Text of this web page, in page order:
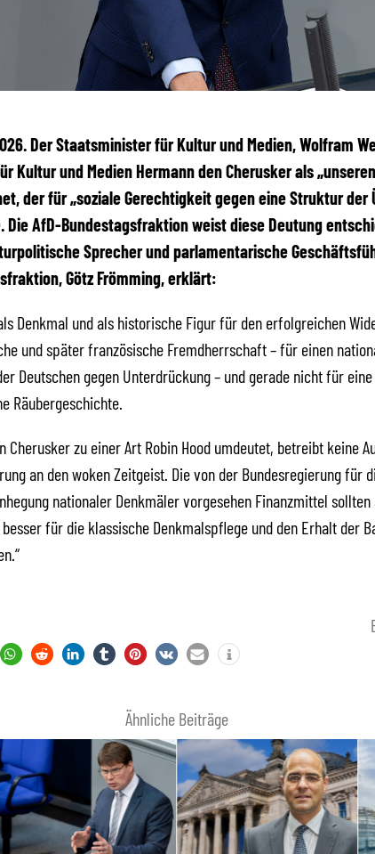
Der Staatsminister für Kultur und Medien, Wolfram
Kultur und Medien Hermann den Cherusker als
der für „soziale Gerechtigkeit gegen eine Struktur der
Die AfD-Bundestagsfraktion weist diese Deutung
Sprecher und parlamentarische
Götz Frömming, erklärt:
Denkmal und als historische Figur für den erfolgreichen
und später französische Fremdherrschaft – für einen
Deutschen gegen Unterdrückung – und gerade nicht für eine
Räubergeschichte.
Cherusker zu einer Art Robin Hood umdeutet, betreibt keine
an den woken Zeitgeist. Die von der Bundesregierung für
nationaler Denkmäler vorgesehen Finanzmittel sollten
für die klassische Denkmalspflege und den Erhalt der
Ähnliche Beiträge